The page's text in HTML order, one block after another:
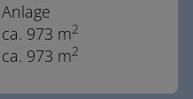
Anlage
ca. 973 m2
ca. 973 m2